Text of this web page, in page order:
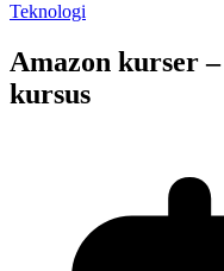
Teknologi
Amazon kurser
kursus